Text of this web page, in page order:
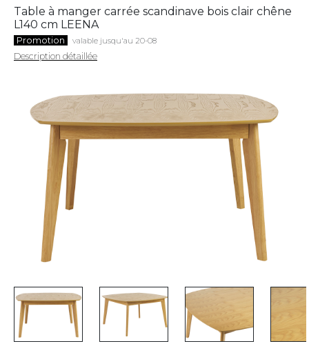
Table à manger carrée scandinave bois clair chêne
L140 cm LEENA
Promotion valable jusqu'au 20-08
Description détaillée